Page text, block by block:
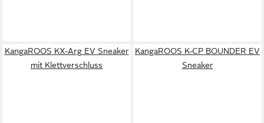
KangaROOS KX-Arg EV Sneaker
mit Klettverschluss
KangaROOS K-CP BOUNDER EV
Sneaker